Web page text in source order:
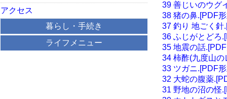
39 善じいのウグ
38 猪の鼻.[PDF
37 釣り 地ごく針
36 ふじがとどろ
35 地震の話
34 柿酢(九度山
33 ツガニ.[PDF
32 大蛇の腹薬
31 野地の沼の怪
アクセス
暮らし・手続き
ライフメニュー